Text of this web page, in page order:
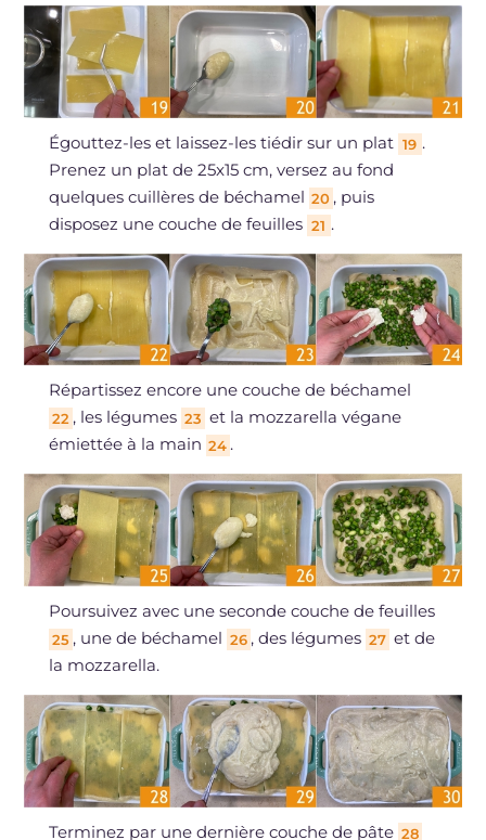
Égouttez-les et laissez-les tiédir sur un plat 19 .
Prenez un plat de 25x15 cm, versez au fond
quelques cuillères de béchamel 20 , puis
disposez une couche de feuilles 21 .
Répartissez encore une couche de béchamel
22 , les légumes 23 et la mozzarella végane
émiettée à la main 24 .
Poursuivez avec une seconde couche de feuilles
25 , une de béchamel 26 , des légumes 27 et de
la mozzarella.
Terminez par une dernière couche de pâte 28